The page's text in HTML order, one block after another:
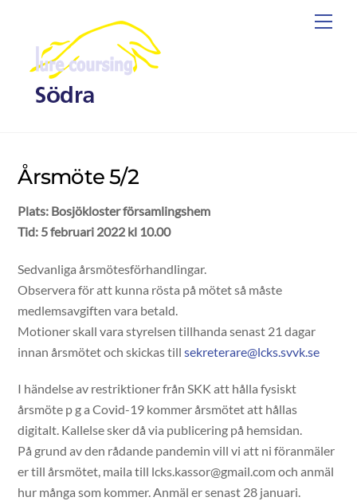
content
Årsmöte 5/2
Plats: Bosjökloster församlingshem
Tid: 5 februari 2022 kl 10.00
Sedvanliga årsmötesförhandlingar.
Observera för att kunna rösta på mötet så måste
medlemsavgiften vara betald.
Motioner skall vara styrelsen tillhanda senast 21 dagar
innan årsmötet och skickas tillsekreterare@lcks.svvk.se
I händelse av restriktioner från SKK att hålla fysiskt
årsmöte p g a Covid-19 kommer årsmötet att hållas
digitalt. Kallelse sker då via publicering på hemsidan.
På grund av den rådande pandemin vill vi att ni föranmäler
er till årsmötet, maila till lcks.kassor@gmail.com och anmäl
hur många som kommer. Anmäl er senast 28 januari.